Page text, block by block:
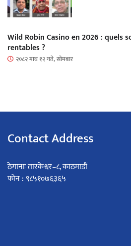
Wild Robin Casino en 2026 : quels
rentables ?
२०८२ माघ १२ गते, सोमबार
Contact Address
ठेगानाः तारकेश्वर–८, काठमाडौं
फोन : ९८५१०७६३६५